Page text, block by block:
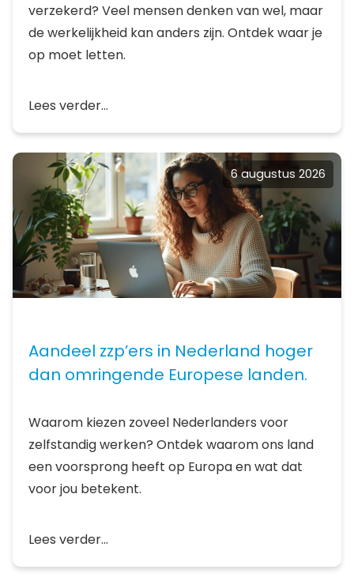
verzekerd? Veel mensen denken van wel, maar
de werkelijkheid kan anders zijn. Ontdek waar je
op moet letten.
Lees verder...
6 augustus 2026
Aandeel zzp’ers in Nederland hoger
dan omringende Europese landen.
Waarom kiezen zoveel Nederlanders voor
zelfstandig werken? Ontdek waarom ons land
een voorsprong heeft op Europa en wat dat
voor jou betekent.
Lees verder...